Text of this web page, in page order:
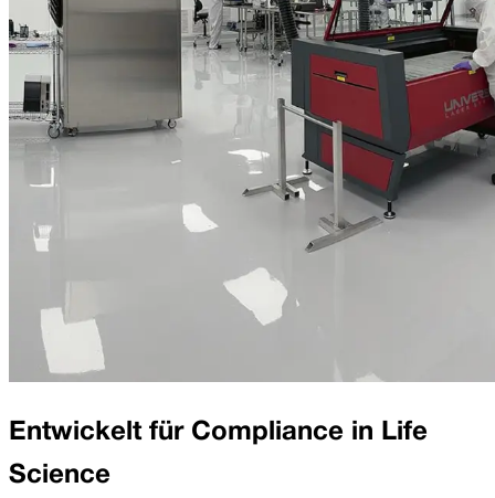
Entwickelt für Compliance in Life
Science